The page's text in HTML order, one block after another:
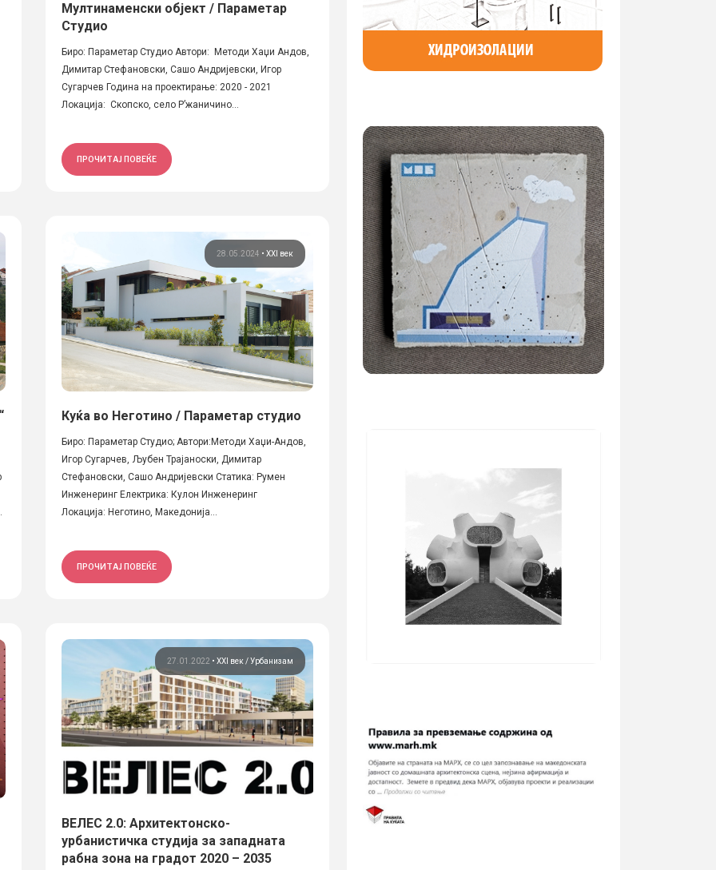
Мултинаменски објект / Параметар
Студио
Биро: Параметар Студио Автори: Методи Хаџи Андов,
Димитар Стефановски, Сашо Андријевски, Игор
Сугарчев Година на проектирање: 2020 - 2021
Локација: Скопско, село Р’жаничино...
ПРОЧИТАЈ ПОВЕЌЕ
28.05.2024 • XXI век
Куќа во Неготино / Параметар студио
Биро: Параметар Студио; Автори:Методи Хаџи-Андов,
Игор Сугарчев, Љубен Трајаноски, Димитар
Стефановски, Сашо Андријевски Статика: Румен
Инженеринг Електрика: Кулон Инженеринг
Локација: Неготино, Македонија...
ПРОЧИТАЈ ПОВЕЌЕ
27.01.2022 • XXI век Урбанизам
ВЕЛЕС 2.0: Архитектонско-
урбанистичка студија за западната
рабна зона на градот 2020 – 2035